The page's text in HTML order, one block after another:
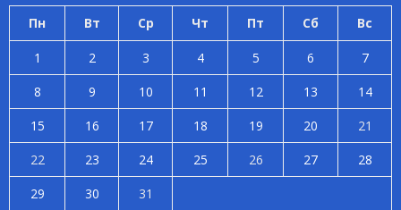
Пн Вт Ср Чт Пт Сб Вс
1 2 3 4 5 6
7
8
9 10 11 12 13
14
15
16 17 18 19 20
21
22
23 24 25 26 27
28
29
30
31